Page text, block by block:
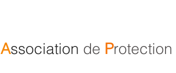
Association de Protection